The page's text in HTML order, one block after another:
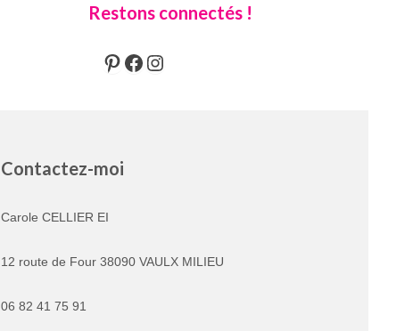
Restons connectés !
Pinterest
Facebook
Instagram
Contactez-moi
Carole CELLIER EI
12 route de Four 38090 VAULX MILIEU
06 82 41 75 91